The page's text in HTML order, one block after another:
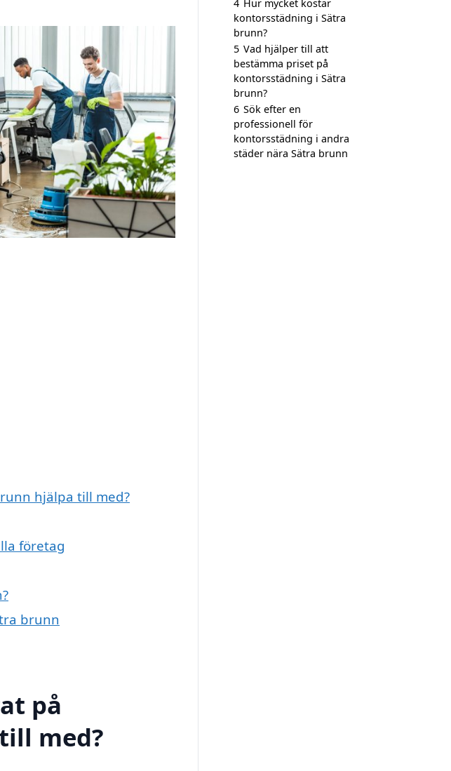
hjälpa till med?
företag
brunn
på
med?
4 Hur mycket kostar
kontorsstädning i Sätra
brunn?
5 Vad hjälper till att
bestämma priset på
kontorsstädning i Sätra
brunn?
6 Sök efter en
professionell för
kontorsstädning i andra
städer nära Sätra brunn